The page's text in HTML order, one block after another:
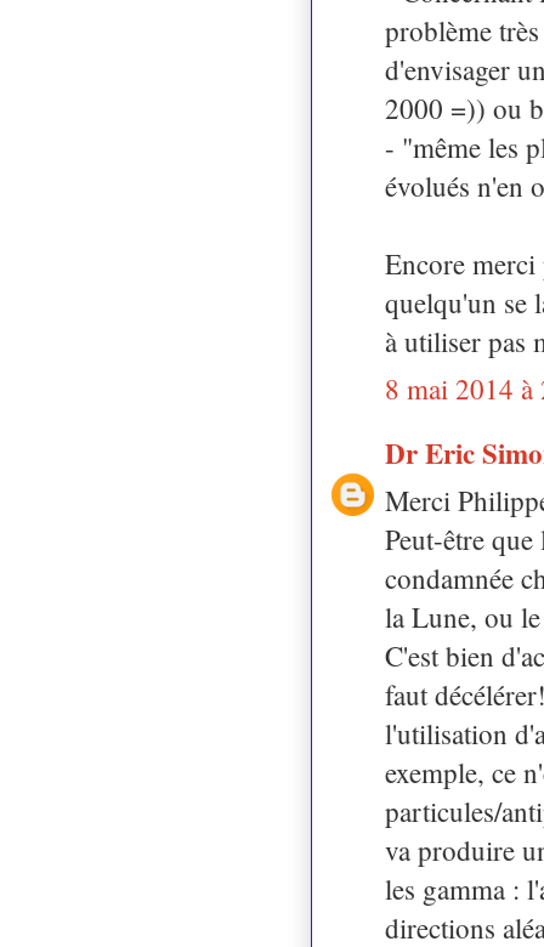
problème
d'envisager
2000 =)) ou
- "même les
évolués n'en
Encore
quelqu'un se
à utiliser pas
8 mai 2014 à
Dr Eric
Merci
Peut-être
condamnée
la Lune, ou
C'est bien
faut
l'utilisation
exemple, ce
particules/
va produire
les gamma :
directions